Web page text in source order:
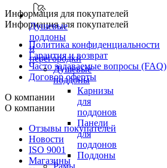
Душевые
поддоны
и
перегородки
Душевые
поддоны
Карнизы
для
поддонов
Панели
для
поддонов
Поддоны
Информация для покупателей
Информация для покупателей
Политика конфиденциальности
Гарантия и возврат
Часто задаваемые вопросы (FAQ)
Договор оферты
О компании
О компании
Отзывы покупателей
Новости
ISO 9001
Магазины